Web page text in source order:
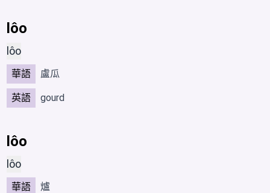
lôo
lôo
華語 盧瓜
英語 gourd
lôo
lôo
華語 爐